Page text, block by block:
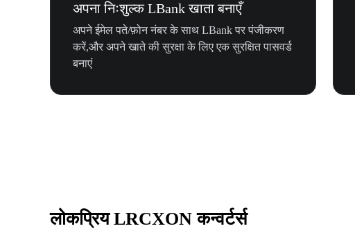
अपना निःशुल्क LBank खाता बनाएँ
अपने ईमेल पते/फ़ोन नंबर के साथ LBank पर पंजीकरण
करें,और अपने खाते की सुरक्षा के लिए एक सुरक्षित पासवर्ड
बनाएं
लोकप्रिय LRCXON कन्वर्टर्स